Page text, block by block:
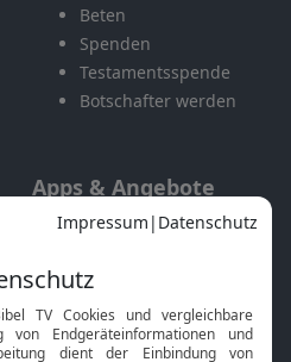
Beten
Spenden
Testamentsspende
Botschafter werden
Apps & Angebote
Mobile App
Smart TV